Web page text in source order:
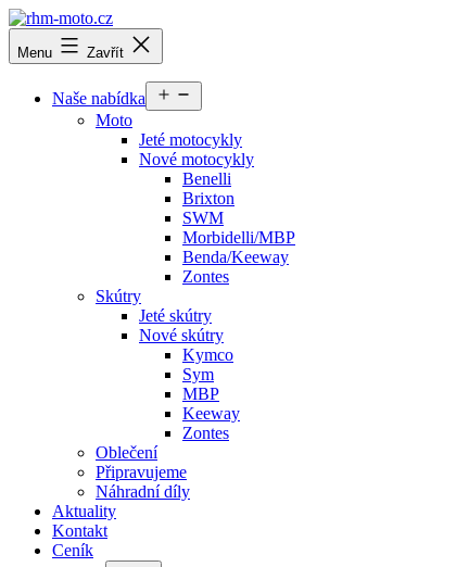
Přejít
k
obsahu
rhm-
moto.cz
Menu Zavřít
Naše nabídka
menu
Moto
Jeté motocykly
Nové motocykly
Benelli
Brixton
SWM
Morbidelli/MBP
Benda/Keeway
Zontes
Skútry
Jeté skútry
Nové skútry
Kymco
Sym
MBP
Keeway
Zontes
Oblečení
Připravujeme
Náhradní díly
Aktuality
Kontakt
Ceník